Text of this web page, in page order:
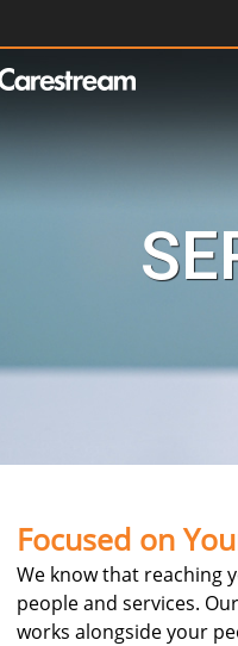
Focused on
We know that reaching
people and services.
works alongside your